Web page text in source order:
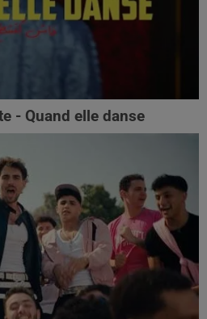
- Quand elle danse